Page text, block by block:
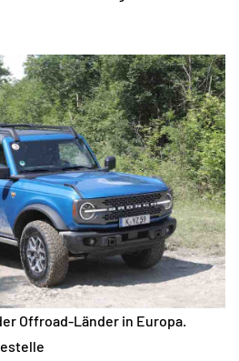
Offroad-Länder in Europa.